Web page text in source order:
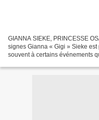
GIANNA SIEKE, PRINCESSE
signes Gianna « Gigi » Sieke
souvent à certains événements